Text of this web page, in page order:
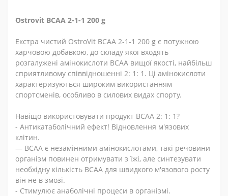
Ostrovit BCAA 2-1-1 200 g
Екстра чистий OstroVit BCAA 2-1-1 200 g є потужною
харчовою добавкою, до складу якої входять
розгалужені амінокислоти ВСАА вищої якості, найбільш
сприятливому співвідношенні 2: 1: 1. Ці амінокислоти
характеризуються широким використанням
спортсменів, особливо в силових видах спорту.
Навіщо використовувати продукт BCAA 2: 1: 1?
- Антикатаболічний ефект! Відновлення м'язових
клітин.
— ВСАА є незамінними амінокислотами, такі речовини
організм повинен отримувати з їжі, але синтезувати
необхідну кількість ВСАА для швидкого м'язового росту
він не в змозі.
- Стимулює анаболічні процеси в організмі.